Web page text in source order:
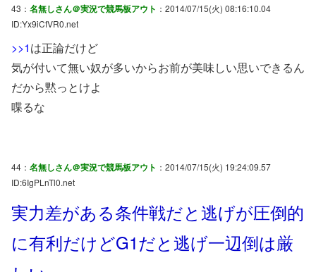
43： 名無しさん＠実況で競馬板アウト ：2014/07/15(火) 08:16:10.04
ID:Yx9iCfVR0.net
>>1は正論だけど
気が付いて無い奴が多いからお前が美味しい思いできるん
だから黙っとけよ
喋るな
44： 名無しさん＠実況で競馬板アウト ：2014/07/15(火) 19:24:09.57
ID:6IgPLnTl0.net
実力差がある条件戦だと逃げが圧倒的
に有利だけどG1だと逃げ一辺倒は厳